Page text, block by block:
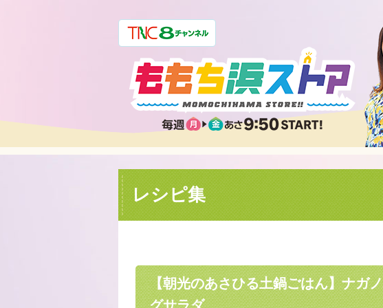
レシピ集
【朝光のあさひる土鍋ごはん】ナガ